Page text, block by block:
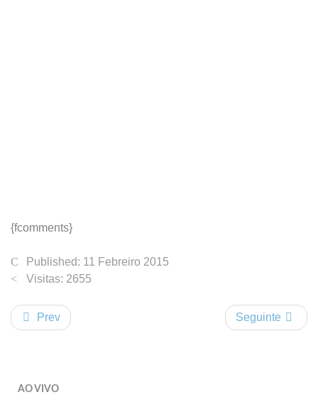
{fcomments}
Published: 11 Febreiro 2015
Visitas: 2655
Prev Seguinte
AO VIVO